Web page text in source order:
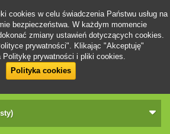
cookies w celu świadczenia Państwu usług na
bezpieczeństwa. W każdym momencie
zmiany ustawień dotyczących cookies.
prywatności". Klikając "Akceptuję"
Politykę prywatności i pliki cookies.
Polityka cookies